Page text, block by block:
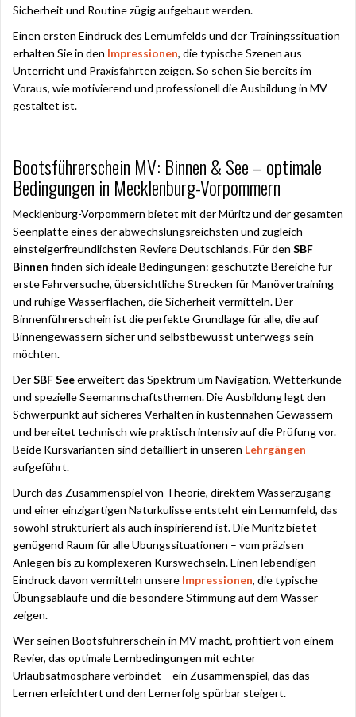
Sicherheit und Routine zügig aufgebaut werden.
Einen ersten Eindruck des Lernumfelds und der Trainingssituation
erhalten Sie in den Impressionen, die typische Szenen aus
Unterricht und Praxisfahrten zeigen. So sehen Sie bereits im
Voraus, wie motivierend und professionell die Ausbildung in MV
gestaltet ist.
Bootsführerschein MV: Binnen & See – optimale
Bedingungen in Mecklenburg-Vorpommern
Mecklenburg-Vorpommern bietet mit der Müritz und der gesamten
Seenplatte eines der abwechslungsreichsten und zugleich
einsteigerfreundlichsten Reviere Deutschlands. Für den SBF
Binnen finden sich ideale Bedingungen: geschützte Bereiche für
erste Fahrversuche, übersichtliche Strecken für Manövertraining
und ruhige Wasserflächen, die Sicherheit vermitteln. Der
Binnenführerschein ist die perfekte Grundlage für alle, die auf
Binnengewässern sicher und selbstbewusst unterwegs sein
möchten.
DerSBF Seeerweitert das Spektrum um Navigation, Wetterkunde
und spezielle Seemannschaftsthemen. Die Ausbildung legt den
Schwerpunkt auf sicheres Verhalten in küstennahen Gewässern
und bereitet technisch wie praktisch intensiv auf die Prüfung vor.
Beide Kursvarianten sind detailliert in unseren Lehrgängen
aufgeführt.
Durch das Zusammenspiel von Theorie, direktem Wasserzugang
und einer einzigartigen Naturkulisse entsteht ein Lernumfeld, das
sowohl strukturiert als auch inspirierend ist. Die Müritz bietet
genügend Raum für alle Übungssituationen – vom präzisen
Anlegen bis zu komplexeren Kurswechseln. Einen lebendigen
Eindruck davon vermitteln unsere Impressionen, die typische
Übungsabläufe und die besondere Stimmung auf dem Wasser
zeigen.
Wer seinen Bootsführerschein in MV macht, profitiert von einem
Revier, das optimale Lernbedingungen mit echter
Urlaubsatmosphäre verbindet – ein Zusammenspiel, das das
Lernen erleichtert und den Lernerfolg spürbar steigert.